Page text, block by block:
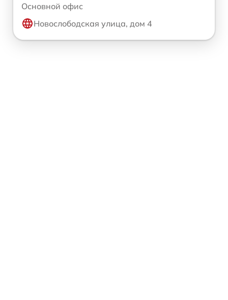
Основной офис
Новослободская улица, дом 4